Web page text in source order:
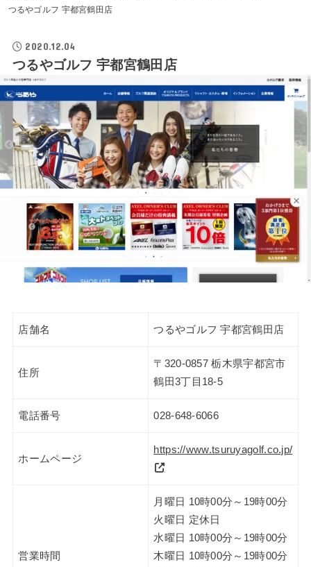
つるやゴルフ 宇都宮鶴田店
2020.12.04
つるやゴルフ 宇都宮鶴田店
店舗名 つるやゴルフ 宇都宮鶴田店
住所
〒320-0857 栃木県宇都宮市
鶴田3丁目18-5
電話番号 028-648-6066
ホームページ
https://www.tsuruyagolf.co.jp/
営業時間
月曜日 10時00分～19時00分
火曜日 定休日
水曜日 10時00分～19時00分
木曜日 10時00分～19時00分